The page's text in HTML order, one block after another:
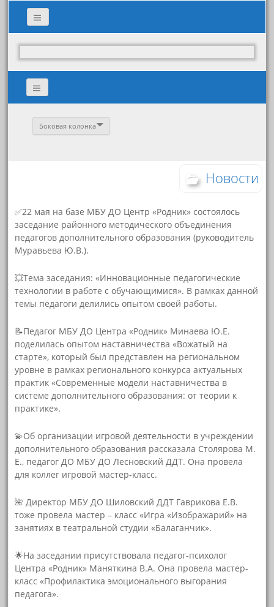
Боковая колонка
Новости
✅22 мая на базе МБУ ДО Центр «Родник» состоялось
заседание районного методического объединения
педагогов дополнительного образования (руководитель
Муравьева Ю.В.).
💥Тема заседания: «Инновационные педагогические
технологии в работе с обучающимися». В рамках данной
темы педагоги делились опытом своей работы.
📝Педагог МБУ ДО Центра «Родник» Минаева Ю.Е.
поделилась опытом наставничества «Вожатый на
старте», который был представлен на региональном
уровне в рамках регионального конкурса актуальных
практик «Современные модели наставничества в
системе дополнительного образования: от теории к
практике».
💫Об организации игровой деятельности в учреждении
дополнительного образования рассказала Столярова М.
Е., педагог ДО МБУ ДО Лесновский ДДТ. Она провела
для коллег игровой мастер-класс.
🌺 Директор МБУ ДО Шиловский ДДТ Гаврикова Е.В.
тоже провела мастер – класс «Игра «Изображарий» на
занятиях в театральной студии «Балаганчик».
🌟На заседании присутствовала педагог-психолог
Центра «Родник» Маняткина В.А. Она провела мастер-
класс «Профилактика эмоционального выгорания
педагога».